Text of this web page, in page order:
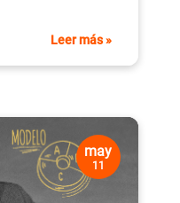
Leer más »
may
11